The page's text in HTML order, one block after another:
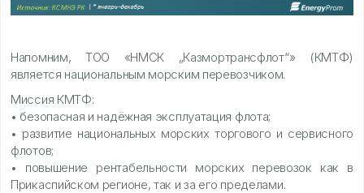
Напомним, ТОО «НМСК „Казмортрансфлот“» (КМТФ)
является национальным морским перевозчиком.
Миссия КМТФ:
• безопасная и надёжная эксплуатация флота;
• развитие национальных морских торгового и сервисного
флотов;
• повышение рентабельности морских перевозок как в
Прикаспийском регионе, так и за его пределами.